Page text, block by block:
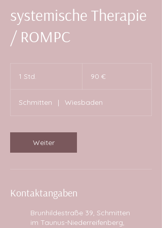
systemische Therapie
/ ROMPC
1 Std.
d
90 €
Schmitten | Wiesbaden
Weiter
Kontaktangaben
Brunhildestraße 39, Schmitten
im Taunus-Niederreifenberg,